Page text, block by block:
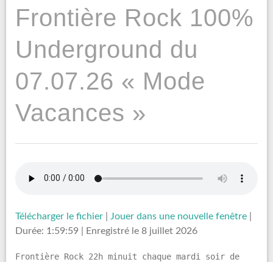
Frontière Rock 100%
Underground du
07.07.26 « Mode
Vacances »
Télécharger le fichier Jouer dans une nouvelle fenêtre
Durée: 1:59:59
Enregistré le 8 juillet 2026
Frontière Rock 22h minuit chaque mardi soir de